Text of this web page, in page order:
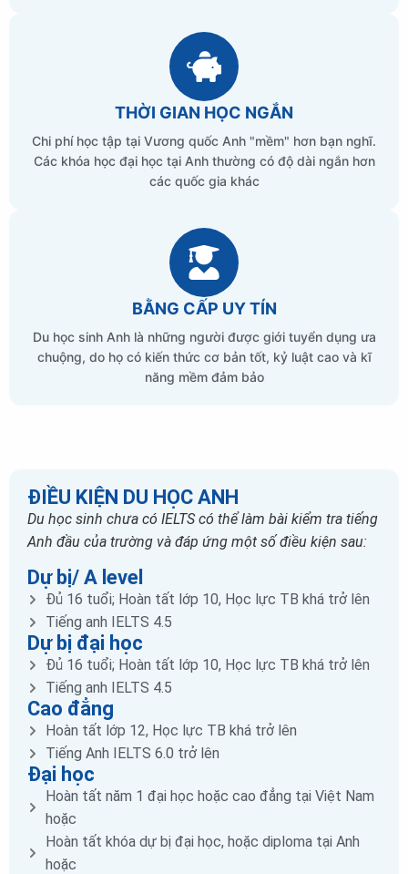
THỜI GIAN HỌC NGẮN
Chi phí học tập tại Vương quốc Anh "mềm" hơn bạn nghĩ.
Các khóa học đại học tại Anh thường có độ dài ngắn hơn
các quốc gia khác
BẰNG CẤP UY TÍN
Du học sinh Anh là những người được giới tuyển dụng ưa
chuộng, do họ có kiến thức cơ bản tốt, kỷ luật cao và kĩ
năng mềm đảm bảo
ĐIỀU KIỆN DU HỌC ANH
Du học sinh chưa có IELTS có thể làm bài kiểm tra tiếng
Anh đầu của trường và đáp ứng một số điều kiện sau:
Dự bị/ A level
Đủ 16 tuổi; Hoàn tất lớp 10, Học lực TB khá trở lên
Tiếng anh IELTS 4.5
Dự bị đại học
Đủ 16 tuổi; Hoàn tất lớp 10, Học lực TB khá trở lên
Tiếng anh IELTS 4.5
Cao đẳng
Hoàn tất lớp 12, Học lực TB khá trở lên
Tiếng Anh IELTS 6.0 trở lên
Đại học
Hoàn tất năm 1 đại học hoặc cao đẳng tại Việt Nam
hoặc
Hoàn tất khóa dự bị đại học, hoặc diploma tại Anh
hoặc